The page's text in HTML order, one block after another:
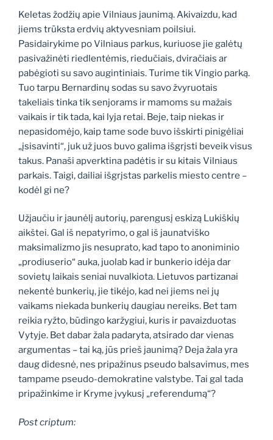
Keletas žodžių apie Vilniaus jaunimą. Akivaizdu, kad
jiems trūksta erdvių aktyvesniam poilsiui.
Pasidairykime po Vilniaus parkus, kuriuose jie galėtų
pasivažinėti riedlentėmis, riedučiais, dviračiais ar
pabėgioti su savo augintiniais. Turime tik Vingio parką.
Tuo tarpu Bernardinų sodas su savo žvyruotais
takeliais tinka tik senjorams ir mamoms su mažais
vaikais ir tik tada, kai lyja retai. Beje, taip niekas ir
nepasidomėjo, kaip tame sode buvo išskirti pinigėliai
„įsisavinti“, juk už juos buvo galima išgrįsti beveik visus
takus. Panaši apverktina padėtis ir su kitais Vilniaus
parkais. Taigi, dailiai išgrįstas parkelis miesto centre –
kodėl gi ne?
Užjaučiu ir jaunėlį autorių, parengusį eskizą Lukiškių
aikštei. Gal iš nepatyrimo, o gal iš jaunatviško
maksimalizmo jis nesuprato, kad tapo to anoniminio
„prodiuserio“ auka, juolab kad ir bunkerio idėja dar
sovietų laikais seniai nuvalkiota. Lietuvos partizanai
nekentė bunkerių, jie tikėjo, kad nei jiems nei jų
vaikams niekada bunkerių daugiau nereiks. Bet tam
reikia ryžto, būdingo karžygiui, kuris ir pavaizduotas
Vytyje. Bet dabar žala padaryta, atsirado dar vienas
argumentas – tai ką, jūs prieš jaunimą? Deja žala yra
daug didesnė, nes pripažinus pseudo balsavimus, mes
tampame pseudo-demokratine valstybe. Tai gal tada
pripažinkime ir Kryme įvykusį „referendumą“?
Post criptum: